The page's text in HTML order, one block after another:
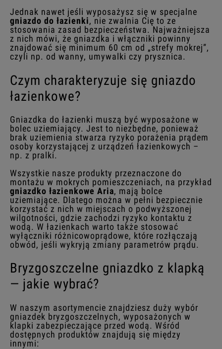
Jednak nawet jeśli wyposażysz się w specjalne
gniazdo do łazienki, nie zwalnia Cię to ze
stosowania zasad bezpieczeństwa. Najważniejsza
z nich mówi, że gniazdka i włączniki powinny
znajdować się minimum 60 cm od „strefy mokrej”,
czyli np. od wanny, umywalki czy prysznica.
Czym charakteryzuje się gniazdo
łazienkowe?
Gniazdka do łazienki muszą być wyposażone w
bolec uziemiający. Jest to niezbędne, ponieważ
brak uziemienia stwarza ryzyko porażenia prądem
osoby korzystającej z urządzeń łazienkowych –
np. z pralki.
Wszystkie nasze produkty przeznaczone do
montażu w mokrych pomieszczeniach, na przykład
gniazdko łazienkowe Aria, mają bolce
uziemiające. Dlatego można w pełni bezpiecznie
korzystać z nich w miejscach o podwyższonej
wilgotności, gdzie zachodzi ryzyko kontaktu z
wodą. W łazienkach warto także stosować
wyłączniki różnicowoprądowe, które rozłączają
obwód, jeśli wykryją zmiany parametrów prądu.
Bryzgoszczelne gniazdko z klapką
— jakie wybrać?
W naszym asortymencie znajdziesz duży wybór
gniazdek bryzgoszczelnych, wyposażonych w
klapki zabezpieczające przed wodą. Wśród
dostępnych produktów znajdują się między
innymi: